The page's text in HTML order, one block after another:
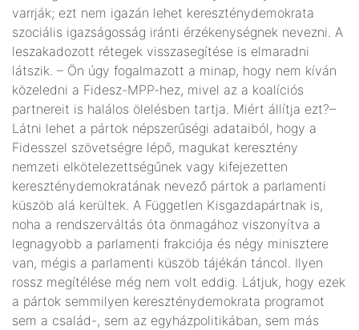
varrják; ezt nem igazán lehet kereszténydemokrata
szociális igazságosság iránti érzékenységnek nevezni. A
leszakadozott rétegek visszasegítése is elmaradni
látszik. – Ön úgy fogalmazott a minap, hogy nem kíván
közeledni a Fidesz-MPP-hez, mivel az a koalíciós
partnereit is halálos ölelésben tartja. Miért állítja ezt?–
Látni lehet a pártok népszerűségi adataiból, hogy a
Fidesszel szövetségre lépő, magukat keresztény
nemzeti elkötelezettségűnek vagy kifejezetten
kereszténydemokratának nevező pártok a parlamenti
küszöb alá kerültek. A Független Kisgazdapártnak is,
noha a rendszerváltás óta önmagához viszonyítva a
legnagyobb a parlamenti frakciója és négy minisztere
van, mégis a parlamenti küszöb tájékán táncol. Ilyen
rossz megítélése még nem volt eddig. Látjuk, hogy ezek
a pártok semmilyen kereszténydemokrata programot
sem a család-, sem az egyházpolitikában, sem más